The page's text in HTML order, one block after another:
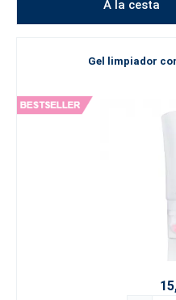
A la cesta
Gel limpiador